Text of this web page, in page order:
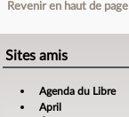
Revenir en haut de page
Sites amis
Agenda du Libre
April